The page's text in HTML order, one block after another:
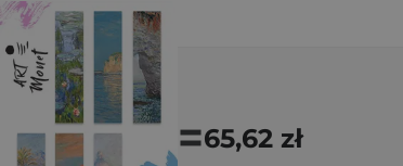
=65,62 zł